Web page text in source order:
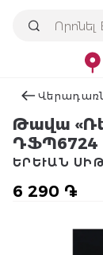
Թավա
ԴՖՊ6724
6 290 ֏
ԵՐԵՒԱՆ